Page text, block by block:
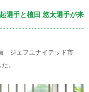
選手と植田 悠太選手が来
ジェフユナイテッド市
。